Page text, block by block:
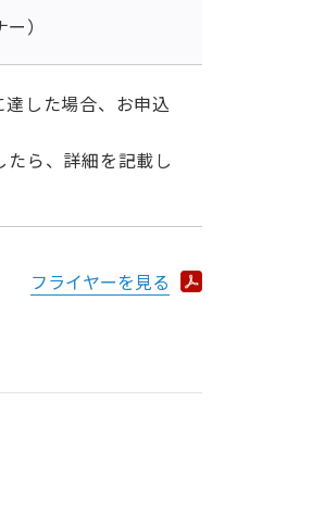
）
した場合、お申込
ら、詳細を記載し
フライヤーを見る